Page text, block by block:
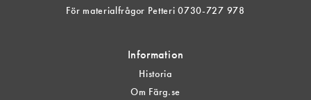
För materialfrågor Petteri 0730-727 978
Information
Historia
Om Färg.se